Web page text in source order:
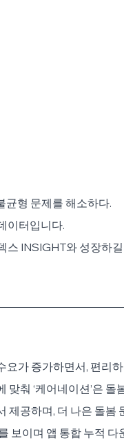
균형 문제를 해소하다.
이터입니다.
스 INSIGHT와 성장하
가 증가하면서, 편리
춰 ‘케어네이션’은
제공하며, 더 나은 돌봄
보이며 앱 통합 누적